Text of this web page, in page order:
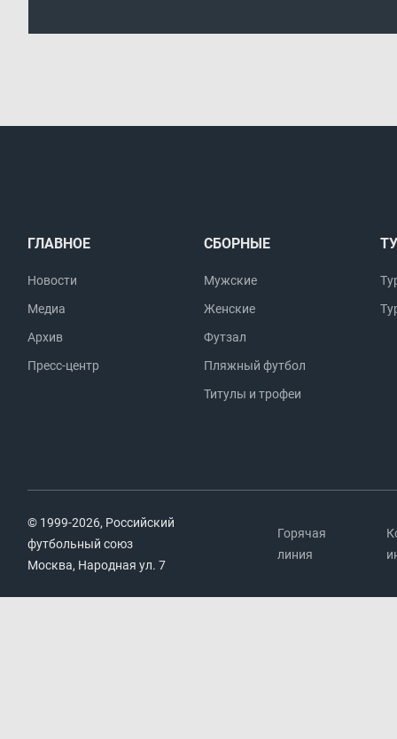
ГЛАВНОЕ
Новости
Медиа
Архив
Пресс-центр
СБОРНЫЕ
Мужские
Женские
Футзал
Пляжный футбол
Титулы и трофеи
© 1999-2026, Российский
футбольный союз
Москва, Народная ул. 7
Горячая
линия